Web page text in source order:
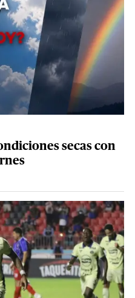
secas con